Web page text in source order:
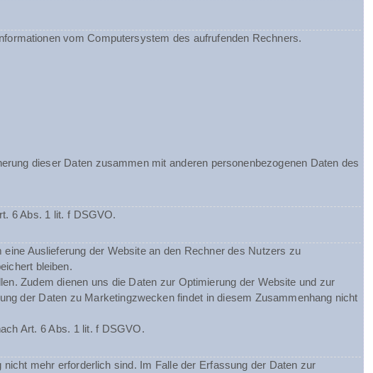
vom Computersystem des aufrufenden Rechners.
dieser Daten zusammen mit anderen personenbezogenen Daten des
6 Abs. 1 lit. f DSGVO.
Auslieferung der Website an den Rechner des Nutzers zu
bleiben.
Zudem dienen uns die Daten zur Optimierung der Website und zur
der Daten zu Marketingzwecken findet in diesem Zusammenhang nicht
Art. 6 Abs. 1 lit. f DSGVO.
mehr erforderlich sind. Im Falle der Erfassung der Daten zur